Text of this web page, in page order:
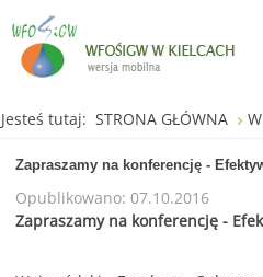
Jesteś tutaj: STRONA GŁÓWNA
Zapraszamy na konferencję -
Opublikowano: 07.10.2016
Zapraszamy na konferencję -